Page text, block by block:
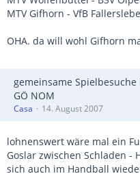
MTV Gifhorn - VfB
OHA. da will wohl Gifhorn
gemeinsame Spielbesuche
GÖ NOM
Casa 14. August 2007
lohnenswert wäre mal ein
Goslar zwischen Schladen -
sich auch im Handball